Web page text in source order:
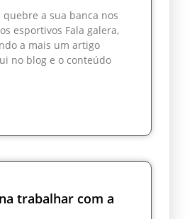
quebre a sua banca nos
esportivos Fala galera,
a mais um artigo
no blog e o conteúdo
trabalhar com a